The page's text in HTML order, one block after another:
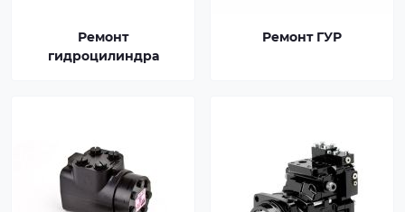
Ремонт
гидроцилиндра
Ремонт ГУР